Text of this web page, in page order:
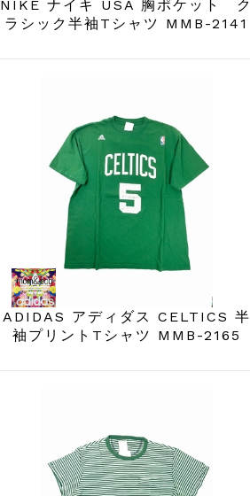
NIKE ナイキ USA 胸ポケット ク
ラシック半袖Tシャツ MMB-2141
ADIDAS アディダス CELTICS 半
袖プリントTシャツ MMB-2165